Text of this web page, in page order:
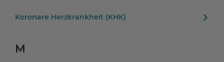
Koronare Herzkrankheit (KHK)
M